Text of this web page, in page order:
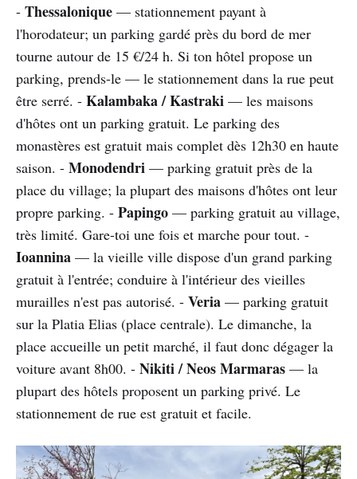
- Thessalonique — stationnement payant à
l'horodateur; un parking gardé près du bord de mer
tourne autour de 15 €/24 h. Si ton hôtel propose un
parking, prends-le — le stationnement dans la rue peut
être serré. - Kalambaka / Kastraki — les maisons
d'hôtes ont un parking gratuit. Le parking des
monastères est gratuit mais complet dès 12h30 en haute
saison. - Monodendri — parking gratuit près de la
place du village; la plupart des maisons d'hôtes ont leur
propre parking. - Papingo — parking gratuit au village,
très limité. Gare-toi une fois et marche pour tout. -
Ioannina — la vieille ville dispose d'un grand parking
gratuit à l'entrée; conduire à l'intérieur des vieilles
murailles n'est pas autorisé. - Veria — parking gratuit
sur la Platia Elias (place centrale). Le dimanche, la
place accueille un petit marché, il faut donc dégager la
voiture avant 8h00. - Nikiti / Neos Marmaras — la
plupart des hôtels proposent un parking privé. Le
stationnement de rue est gratuit et facile.